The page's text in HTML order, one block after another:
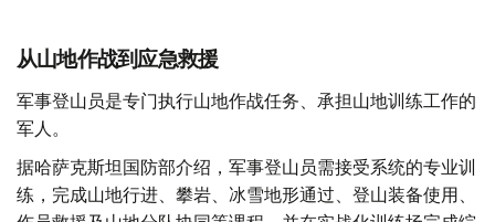
从山地作战到应急救援
军事登山员是专门执行山地作战任务、承担山地训练工作的
军人。
据哈萨克斯坦国防部介绍，军事登山员需接受系统的专业训
练，完成山地行进、攀岩、冰雪地形通过、登山装备使用、